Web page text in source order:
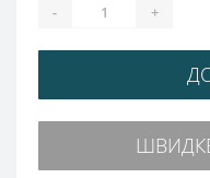
- +